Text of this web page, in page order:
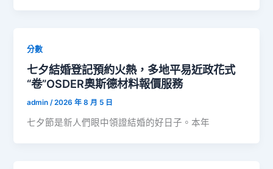
分數
七夕結婚登記預約火熱，多地平易近政花式
“卷”OSDER奧斯德材料報價服務
admin/2026 年 8 月 5 日
七夕節是新人們眼中領證結婚的好日子。本年